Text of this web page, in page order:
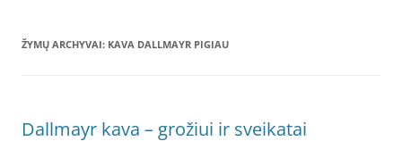
ŽYMŲ ARCHYVAI: KAVA DALLMAYR PIGIAU
Dallmayr kava – grožiui ir sveikatai